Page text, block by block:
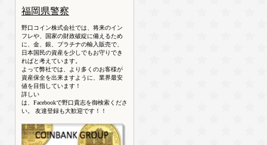
福岡県警察
野口コイン株式会社では、将来のイン
フレや、国家の財政破綻に備えるため
に、金、銀、プラチナの輸入販売で、
日本国民の資産を少しでもお守りでき
ればと考えています。
よって弊社では、より多くのお客様が
資産保全を出来ますように、業界最安
値を目指しています！
詳しい
は、Facebookで野口貴志を御検索くださ
い。 友達登録も大歓迎です！！